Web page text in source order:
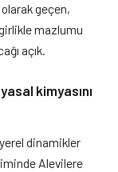
geçen,
mazlumu
açık.
kimyasını
dinamikler
Alevilere